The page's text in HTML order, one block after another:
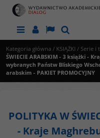
MenuPanelLangSzukaj
Kategoria główna / KSIĄŻKI / Serie i
ŚWIECIE ARABSKIM - 3 książki -
wybranych Państw Bliskiego
arabskim - PAKIET PROMOCYJNY
POLITYKA W
- Kraje